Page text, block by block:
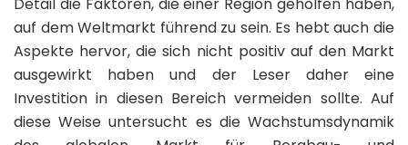
auf dem Weltmarkt führend zu sein. Es hebt auch die
Aspekte hervor, die sich nicht positiv auf den Markt
ausgewirkt haben und der Leser daher eine
Investition in diesen Bereich vermeiden sollte. Auf
diese Weise untersucht es die Wachstumsdynamik